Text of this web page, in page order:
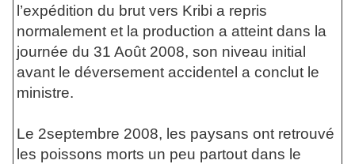
l’expédition du brut vers Kribi a repris
normalement et la production a atteint dans la
journée du 31 Août 2008, son niveau initial
avant le déversement accidentel a conclut le
ministre.
Le 2septembre 2008, les paysans ont retrouvé
les poissons morts un peu partout dans le